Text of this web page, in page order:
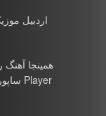
اردبیل
همینجا آهنگ